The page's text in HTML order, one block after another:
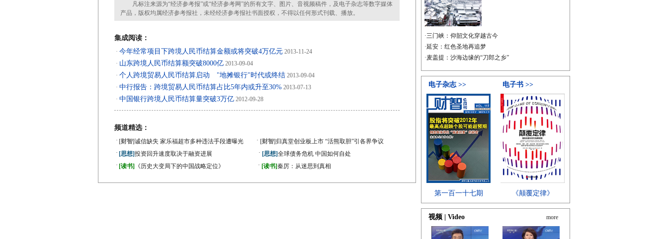
凡标注来源为“经济参考报”或“经济参考网”的所有文字、图片、音视频稿件，及电子杂志等数字媒体
产品，版权均属经济参考报社，未经经济参考报社书面授权，不得以任何形式刊载、播放。
集成阅读：
· 今年经常项目下跨境人民币结算金额或将突破4万亿元 2013-11-24
· 山东跨境人民币结算额突破8000亿 2013-09-04
· 个人跨境贸易人民币结算启动 "地摊银行"时代或终结 2013-09-04
· 中行报告：跨境贸易人民币结算占比5年内或升至30% 2013-07-13
· 中国银行跨境人民币结算量突破3万亿 2012-09-28
频道精选：
· [财智]诚信缺失 家乐福超市多种违法手段遭曝光 · [财智] 归真堂创业板上市 “活熊取胆”引各界争议
· [思想]投资回升速度取决于融资进展 · [思想]全球债务危机 中国如何自处
· [读书] 《历史大变局下的中国战略定位》 · [读书]秦厉：从迷思到真相